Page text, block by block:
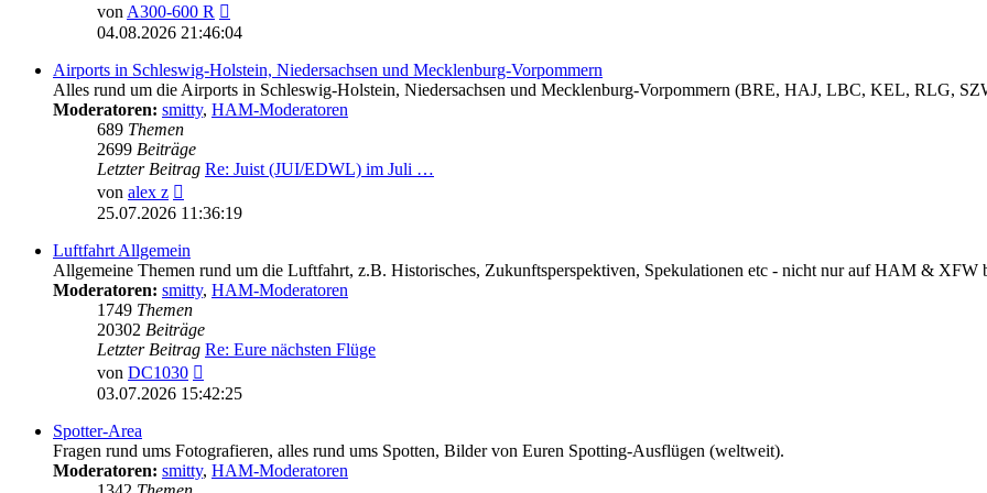
vonA300-600 R
Beitrag
04.08.2026 21:46:04
Airports in Schleswig-Holstein, Niedersachsen und Mecklenburg-Vorpommern
Alles rund um die Airports in Schleswig-Holstein, Niedersachsen und Mecklenburg-Vorpommern (BRE, HAJ, LBC, KEL, RLG,
Moderatoren: smitty, HAM-Moderatoren
689 Themen
2699 Beiträge
Letzter Beitrag Re: Juist (JUI/EDWL) im Juli …
von alex z
Beitrag
25.07.2026 11:36:19
Luftfahrt Allgemein
Allgemeine Themen rund um die Luftfahrt, z.B. Historisches, Zukunftsperspektiven, Spekulationen etc - nicht nur auf HAM & XFW
Moderatoren: smitty, HAM-Moderatoren
1749 Themen
20302 Beiträge
Letzter Beitrag Re: Eure nächsten Flüge
von DC1030
Beitrag
03.07.2026 15:42:25
Spotter-Area
Fragen rund ums Fotografieren, alles rund ums Spotten, Bilder von Euren Spotting-Ausflügen (weltweit).
Moderatoren: smitty, HAM-Moderatoren